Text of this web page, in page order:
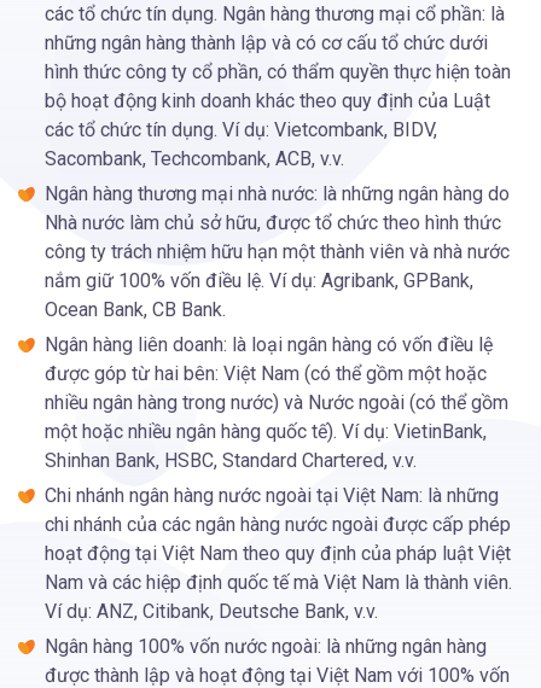
các tổ chức tín dụng. Ngân hàng thương mại cổ phần: là
những ngân hàng thành lập và có cơ cấu tổ chức dưới
hình thức công ty cổ phần, có thẩm quyền thực hiện toàn
bộ hoạt động kinh doanh khác theo quy định của Luật
các tổ chức tín dụng. Ví dụ: Vietcombank, BIDV,
Sacombank, Techcombank, ACB, v.v.
Ngân hàng thương mại nhà nước: là những ngân hàng do
Nhà nước làm chủ sở hữu, được tổ chức theo hình thức
công ty trách nhiệm hữu hạn một thành viên và nhà nước
nắm giữ 100% vốn điều lệ. Ví dụ: Agribank, GPBank,
Ocean Bank, CB Bank.
Ngân hàng liên doanh: là loại ngân hàng có vốn điều lệ
được góp từ hai bên: Việt Nam (có thể gồm một hoặc
nhiều ngân hàng trong nước) và Nước ngoài (có thể gồm
một hoặc nhiều ngân hàng quốc tế). Ví dụ: VietinBank,
Shinhan Bank, HSBC, Standard Chartered, v.v.
Chi nhánh ngân hàng nước ngoài tại Việt Nam: là những
chi nhánh của các ngân hàng nước ngoài được cấp phép
hoạt động tại Việt Nam theo quy định của pháp luật Việt
Nam và các hiệp định quốc tế mà Việt Nam là thành viên.
Ví dụ: ANZ, Citibank, Deutsche Bank, v.v.
Ngân hàng 100% vốn nước ngoài: là những ngân hàng
được thành lập và hoạt động tại Việt Nam với 100% vốn